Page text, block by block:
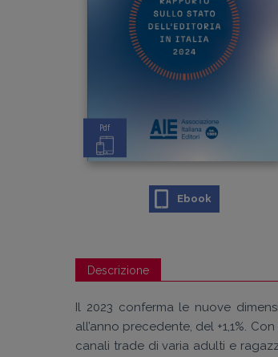
Pdf
Ebook
Descrizione
Il 2023 conferma le nuove
all’anno precedente, del +1,1%.
canali trade di varia adulti e